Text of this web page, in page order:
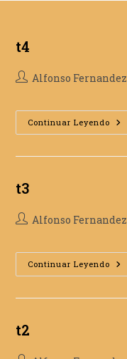
t4
Autor
la
entrada:
Alfonso Fernandez
Continuar Leyendo T4
t3
Autor
la
entrada:
Alfonso Fernandez
Continuar Leyendo T3
t2